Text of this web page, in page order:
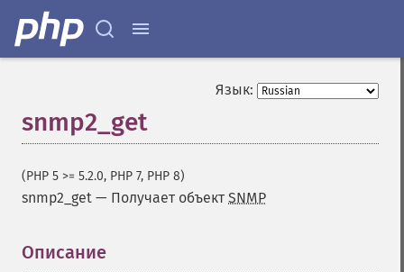
Язык:
snmp2_get
(PHP 5 >= 5.2.0, PHP 7, PHP 8)
snmp2_get — Получает объект SNMP
Описание